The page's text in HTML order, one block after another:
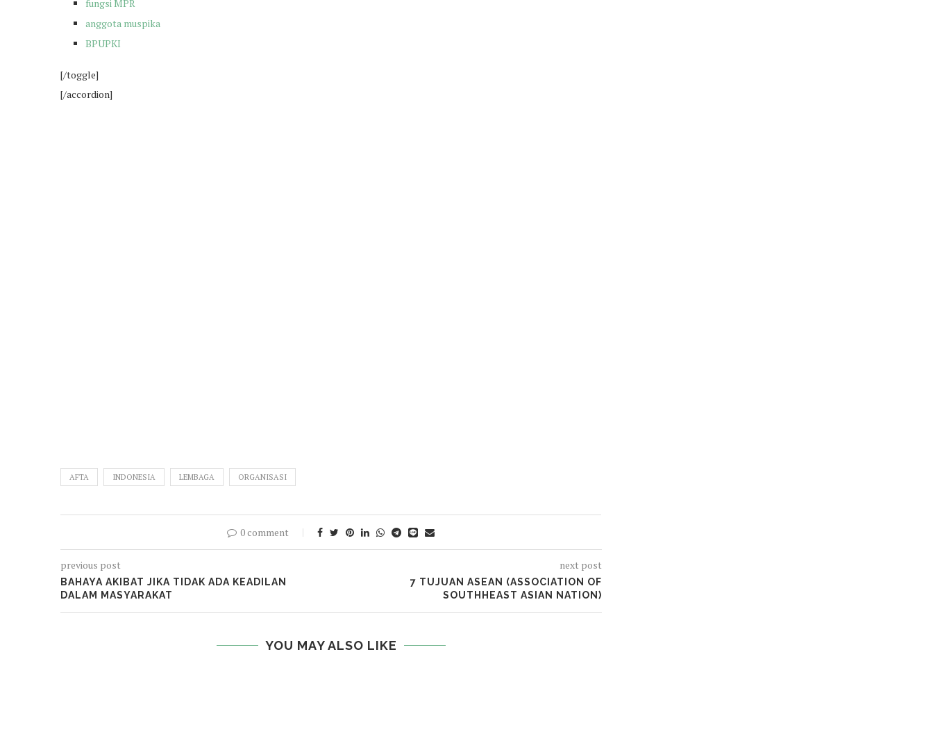
fungsi MPR
anggota muspika
BPUPKI
[/toggle]
[/accordion]
AFTA INDONESIA LEMBAGA ORGANISASI
0 comment
previous post
BAHAYA AKIBAT JIKA TIDAK ADA KEADILAN
DALAM MASYARAKAT
next post
7 TUJUAN ASEAN (ASSOCIATION OF
SOUTHHEAST ASIAN NATION)
YOU MAY ALSO LIKE